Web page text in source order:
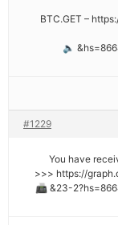
🔈 + 0.75175354
#1229
📠 You have
>>> https://
23-